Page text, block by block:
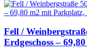
Fell /
Erdgeschoss –